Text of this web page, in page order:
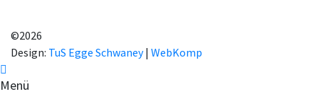
©2026
Design: TuS Egge Schwaney| WebKomp
Menü